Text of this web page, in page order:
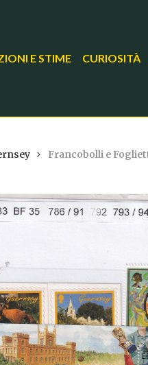
E STIME CURIOSITÀ
Francobolli e